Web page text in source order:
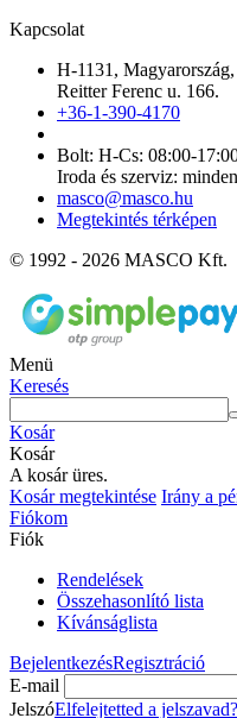
Kapcsolat
H-1131,
Reitter Ferenc u. 166.
+36-1-390-4170
Bolt: H-Cs: 08:00-
Iroda és szerviz:
masco@masco.hu
Megtekintés térképen
© 1992 - 2026 MASCO Kft.
Menü
Keresés
Kosár
Kosár
A kosár üres.
Kosár megtekintése Irány a
Fiókom
Fiók
Rendelések
Összehasonlító lista
Kívánságlista
BejelentkezésRegisztráció
E-mail
JelszóElfelejtetted a jelszavad?